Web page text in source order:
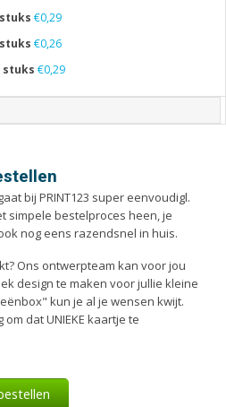
€0,29
€0,26
stuks €0,29
bij PRINT123 super eenvoudigl.
simpele bestelproces heen, je
nog eens razendsnel in huis.
Ons ontwerpteam kan voor jou
design te maken voor jullie kleine
kun je al je wensen kwijt.
dat UNIEKE kaartje te